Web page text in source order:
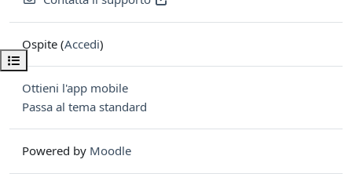
Apri indice del corso
Ospite (Accedi)
Ottieni l'app mobile
Passa al tema standard
Powered by Moodle